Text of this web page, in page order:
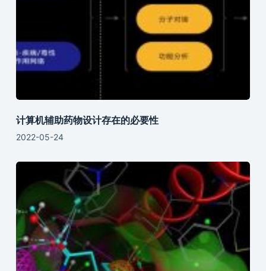
计算机辅助药物设计存在的必要性
2022-05-24